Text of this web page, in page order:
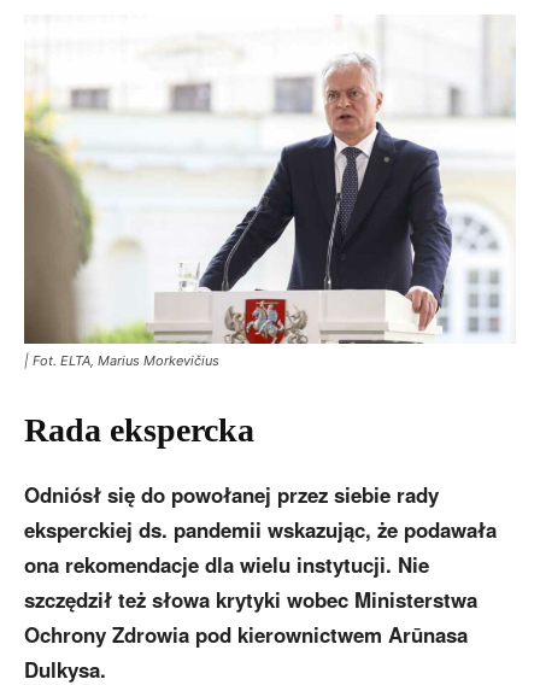
| Fot. ELTA, Marius Morkevičius
Rada ekspercka
Odniósł się do powołanej przez siebie rady
eksperckiej ds. pandemii wskazując, że podawała
ona rekomendacje dla wielu instytucji. Nie
szczędził też słowa krytyki wobec Ministerstwa
Ochrony Zdrowia pod kierownictwem Arūnasa
Dulkysa.